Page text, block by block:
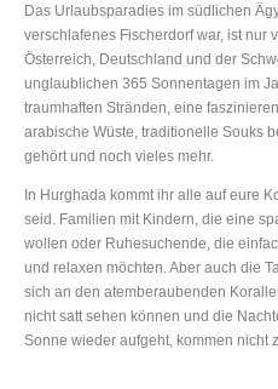
Das Urlaubsparadies im südlichen
verschlafenes Fischerdorf war, ist nur
Österreich, Deutschland und der
unglaublichen 365 Sonnentagen im
traumhaften Stränden, eine
arabische Wüste, traditionelle Souks
gehört und noch vieles mehr.
In Hurghada kommt ihr alle auf eure
seid. Familien mit Kindern, die eine
wollen oder Ruhesuchende, die
und relaxen möchten. Aber auch die
sich an den atemberaubenden
nicht satt sehen können und die
Sonne wieder aufgeht, kommen nicht